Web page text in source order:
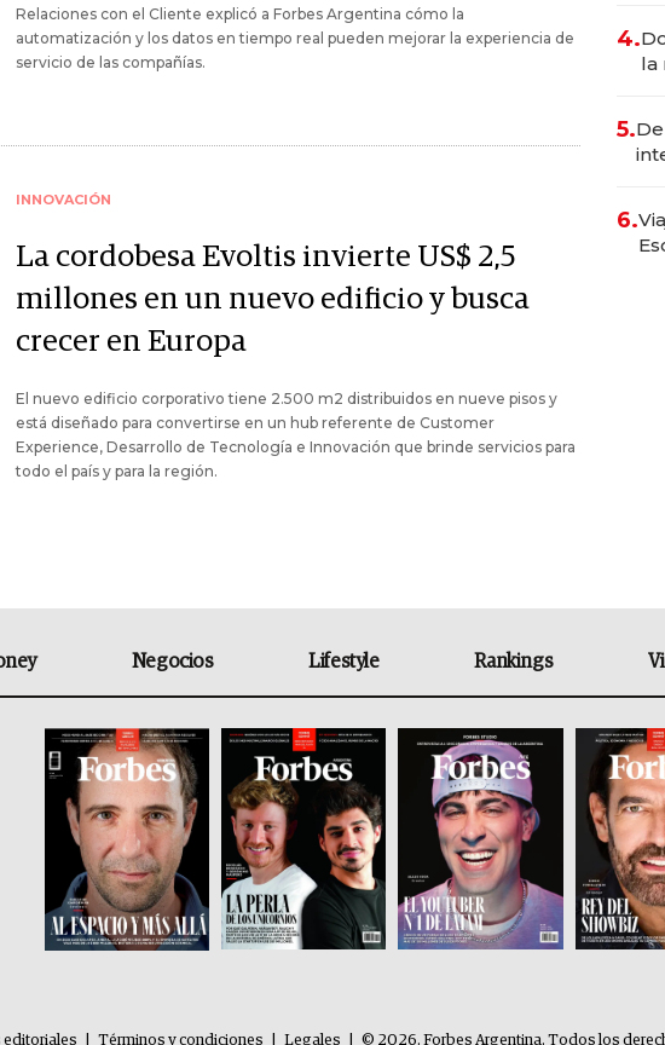
Relaciones con el Cliente explicó a Forbes Argentina cómo la
automatización y los datos en tiempo real pueden mejorar la experiencia de
servicio de las compañías.
INNOVACIÓN
La cordobesa Evoltis invierte US$ 2,5
millones en un nuevo edificio y busca
crecer en Europa
El nuevo edificio corporativo tiene 2.500 m2 distribuidos en nueve pisos y
está diseñado para convertirse en un hub referente de Customer
Experience, Desarrollo de Tecnología e Innovación que brinde servicios para
todo el país y para la región.
4.
la
5.
6.
Negocios Lifestyle Rankings
editoriales Términos y condiciones Legales © 2026. Forbes Argentina. Todos los